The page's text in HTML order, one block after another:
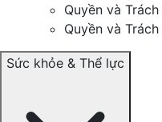
Quyền và
Quyền và
Sức khỏe & Thể lực